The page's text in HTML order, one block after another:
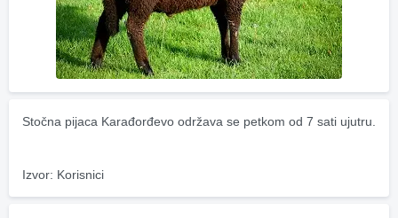
Stočna pijaca Karađorđevo održava se petkom od 7 sati ujutru.
Izvor: Korisnici